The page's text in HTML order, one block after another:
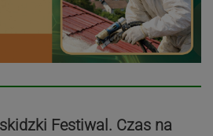
Festiwal. Czas na